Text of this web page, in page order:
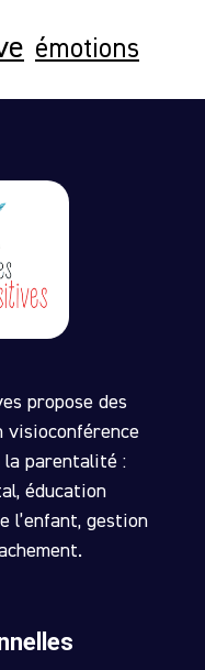
émotions
propose des
visioconférence
la parentalité :
éducation
l’enfant, gestion